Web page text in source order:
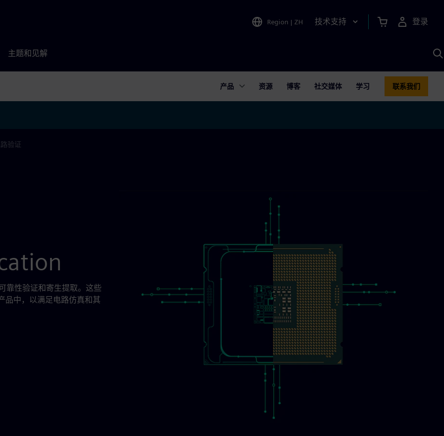
Region | ZH 技术支持 登录
主题和见解
产品 资源 博客 社交媒体 学习 联系我们
验证
靠性验证和寄生提取。这些
品中，以满足电路仿真和其